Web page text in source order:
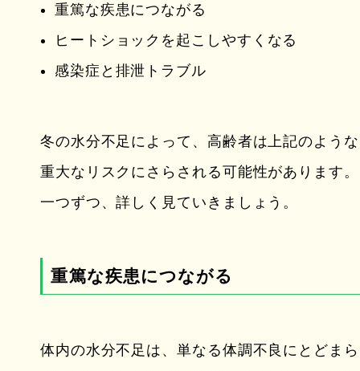
重篤な疾患につながる
ヒートショックを起こしやすくなる
感染症と排泄トラブル
冬の水分不足によって、高齢者は上記のような
重大なリスクにさらされる可能性があります。
一つずつ、詳しく見ていきましょう。
重篤な疾患につながる
体内の水分不足は、単なる体調不良にとどまら